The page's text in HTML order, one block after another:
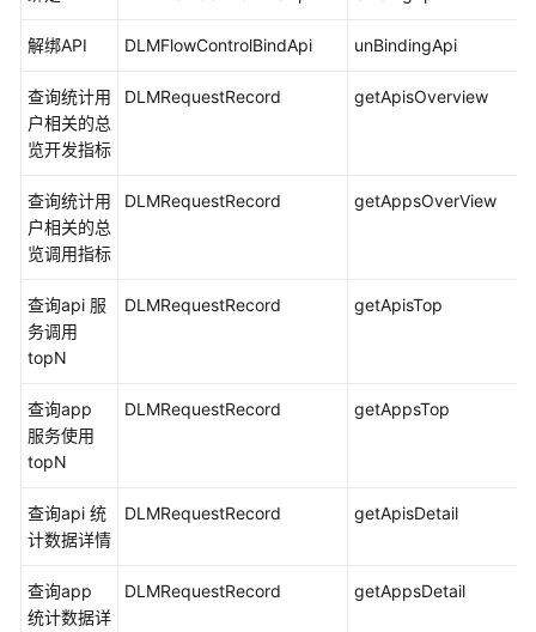
据
全
数
服
务
计
如
看
审
志
解绑API DLMFlowControlBindApi unBindingApi
查询统计用
户相关的总
览开发指标
DLMRequestRecord getApisOverview
查询统计用
户相关的总
览调用指标
DLMRequestRecord getAppsOverView
查询api 服
务调用
topN
DLMRequestRecord getApisTop
查询app
服务使用
topN
DLMRequestRecord getAppsTop
查询api 统
计数据详情
DLMRequestRecord getApisDetail
查询app
统计数据详
DLMRequestRecord getAppsDetail